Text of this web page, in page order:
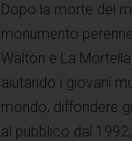
Dopo la morte del
monumento
Walton e La
aiutando i giovani
mondo, diffondere
al pubblico dal